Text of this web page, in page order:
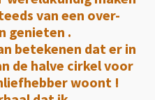
van een over-
genieten .
betekenen dat er in
de halve cirkel voor
woont !